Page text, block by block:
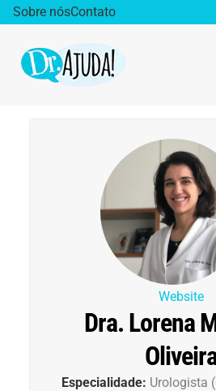
Sobre nósContato
Saúde da mulher
Anemia
Website
Dra. Lorena
Especialidade: Urologista